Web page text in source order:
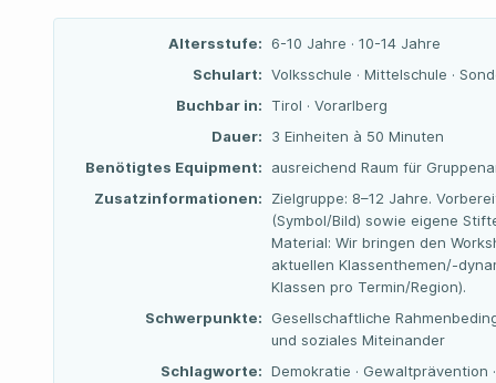
Altersstufe:
6-10 Jahre · 10-14 Jahre
Schulart: Volksschule · Mittelschule ·
Buchbar in:
Tirol · Vorarlberg
Dauer:
3 Einheiten à 50 Minuten
Benötigtes Equipment:
ausreichend Raum für
Zusatzinformationen:
Zielgruppe: 8–12 Jahre.
(Symbol/Bild) sowie eigene
Material: Wir bringen den
aktuellen Klassenthemen/-
Klassen pro Termin/Region).
Schwerpunkte:
Gesellschaftliche
und soziales Miteinander
Schlagworte: Demokratie · Gewaltprävention